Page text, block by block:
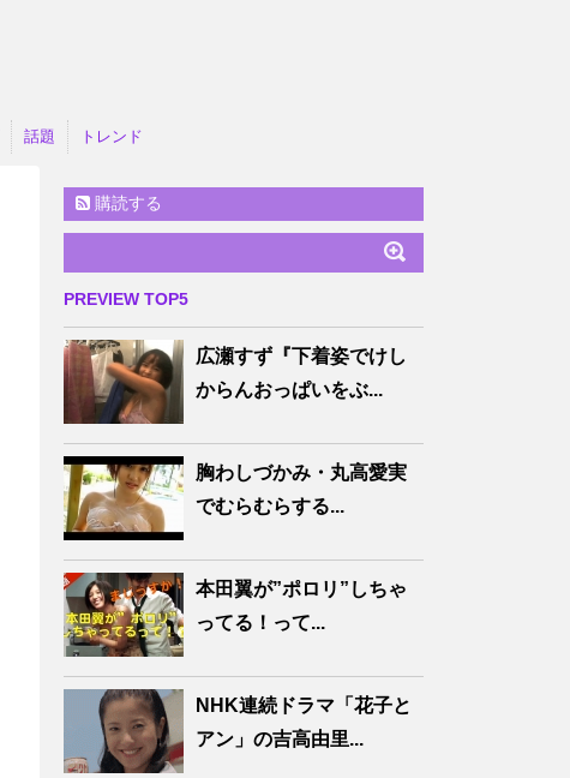
話題 トレンド
購読する
PREVIEW TOP5
広瀬すず『下着姿でけし
からんおっぱいをぶ...
胸わしづかみ・丸高愛実
でむらむらする...
本田翼が”ポロリ”しちゃ
ってる！って...
NHK連続ドラマ「花子と
アン」の吉高由里...